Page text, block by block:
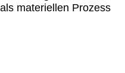
materiellen Prozess